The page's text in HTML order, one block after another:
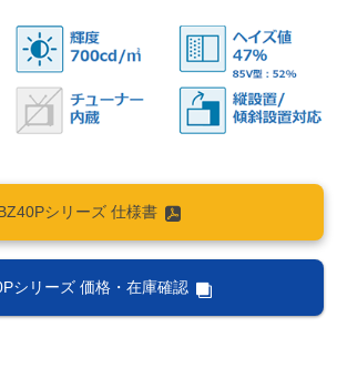
シリーズ 仕様書
シリーズ 価格・在庫確認